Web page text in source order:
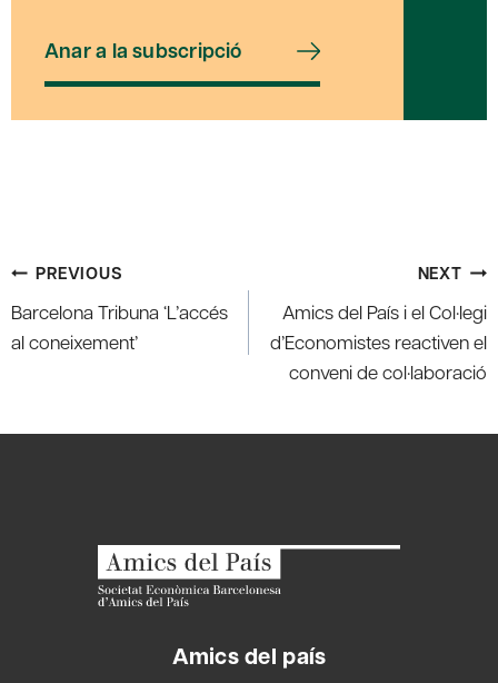
Anar a la subscripció
Post
navigation
PREVIOUS
Barcelona Tribuna ‘L’accés
al coneixement’
NEXT
Amics del País i el Col·legi
d’Economistes reactiven el
conveni de col·laboració
Amics del país